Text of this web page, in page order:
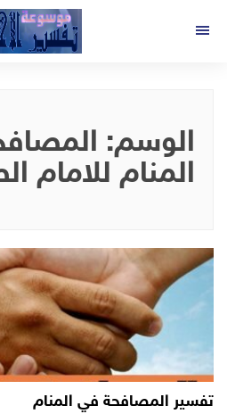
الوسم:
المنام للامام
تفسير المصافحة في المنام